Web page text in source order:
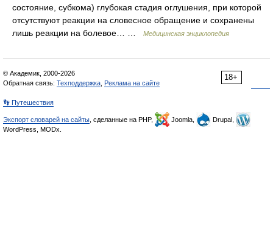
состояние, субкома) глубокая стадия оглушения, при которой
отсутствуют реакции на словесное обращение и сохранены
лишь реакции на болевое… …
Медицинская энциклопедия
18+
© Академик, 2000-2026
Обратная связь: Техподдержка Реклама на сайте
👣 Путешествия
Экспорт словарей на сайты , сделанные на PHP, Joomla,
Drupal,
WordPress, MODx.